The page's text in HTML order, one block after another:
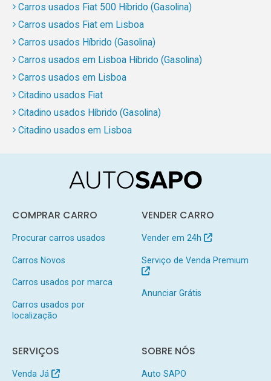
Carros usados Fiat 500 Híbrido (Gasolina)
Carros usados Fiat em Lisboa
Carros usados Híbrido (Gasolina)
Carros usados em Lisboa Híbrido (Gasolina)
Carros usados em Lisboa
Citadino usados Fiat
Citadino usados Híbrido (Gasolina)
Citadino usados em Lisboa
COMPRAR CARRO
Procurar carros usados
Carros Novos
Carros usados por marca
Carros usados por
localização
VENDER CARRO
Vender em 24h
Serviço de Venda Premium
Anunciar Grátis
SERVIÇOS
Venda Já
SOBRE NÓS
Auto SAPO